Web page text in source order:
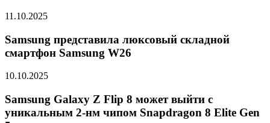
11.10.2025
Samsung представила люксовый складной
смартфон Samsung W26
10.10.2025
Samsung Galaxy Z Flip 8 может выйти с
уникальным 2-нм чипом Snapdragon 8 Elite Gen